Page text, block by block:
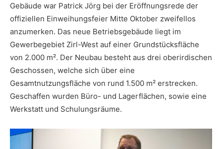
Gebäude war Patrick Jörg bei der Eröffnungsrede der
offiziellen Einweihungsfeier Mitte Oktober zweifellos
anzumerken. Das neue Betriebsgebäude liegt im
Gewerbegebiet Zirl-West auf einer Grundstücksfläche
von 2.000 m². Der Neubau besteht aus drei oberirdischen
Geschossen, welche sich über eine
Gesamtnutzungsfläche von rund 1.500 m² erstrecken.
Geschaffen wurden Büro- und Lagerflächen, sowie eine
Werkstatt und Schulungsräume.